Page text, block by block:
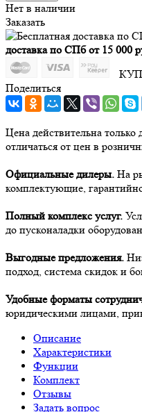
Нет в наличии
Заказать
доставка по СПб от 15 000
Поделиться
Цена действительна
отличаться от цен в
Официальные дилеры. На
комплектующие,
Полный комплекс услуг.
до пусконаладки
Выгодные предложения.
подход, система скидок и
Удобные форматы
юридическими лицами,
Описание
Характеристики
Функции
Комплект
Отзывы
Задать вопрос